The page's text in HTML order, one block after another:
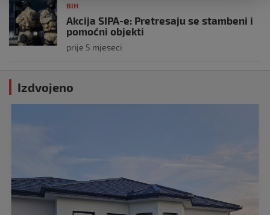
BIH
Akcija SIPA-e: Pretresaju se stambeni i
pomoćni objekti
prije 5 mjeseci
Izdvojeno